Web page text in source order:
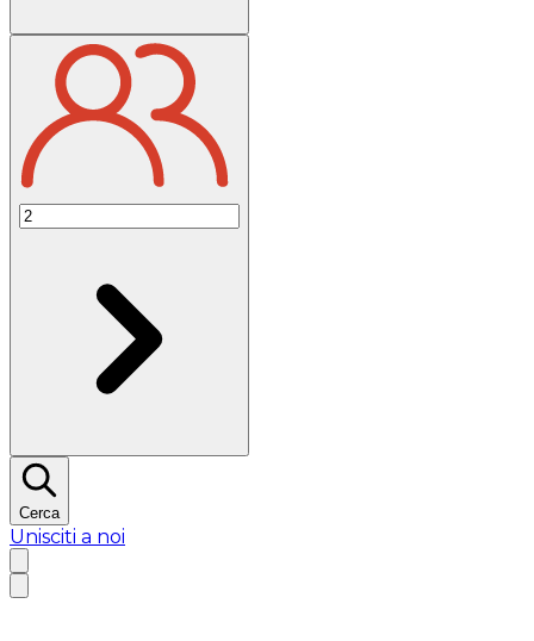
Cerca
Unisciti a noi